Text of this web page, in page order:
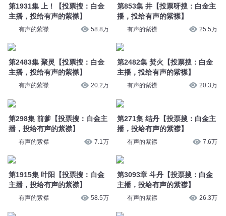
第1931集 上！【投票搜：白金
主播，投给有声的紫襟】
有声的紫襟 58.8万
第2483集 聚灵【投票搜：白金
主播，投给有声的紫襟】
有声的紫襟 20.2万
第298集 前爹【投票搜：白金主
播，投给有声的紫襟】
有声的紫襟 7.1万
第1915集 叶阳【投票搜：白金
主播，投给有声的紫襟】
有声的紫襟 58.5万
第853集 井【投票呀搜：白金主
播，投给有声的紫襟】
有声的紫襟 25.5万
第2482集 焚火【投票搜：白金
主播，投给有声的紫襟】
有声的紫襟 20.3万
第271集 结丹【投票搜：白金主
播，投给有声的紫襟】
有声的紫襟 7.6万
第3093章 斗丹【投票搜：白金
主播，投给有声的紫襟】
有声的紫襟 26.3万